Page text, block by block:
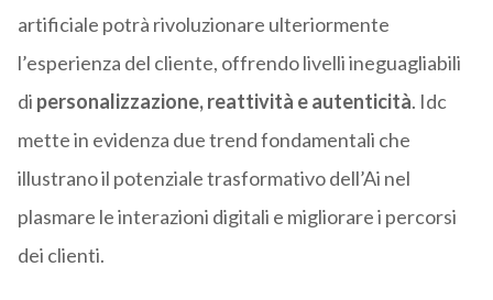
artificiale potrà rivoluzionare ulteriormente
l’esperienza del cliente, offrendo livelli ineguagliabili
di personalizzazione, reattività e autenticità. Idc
mette in evidenza due trend fondamentali che
illustrano il potenziale trasformativo dell’Ai nel
plasmare le interazioni digitali e migliorare i percorsi
dei clienti.